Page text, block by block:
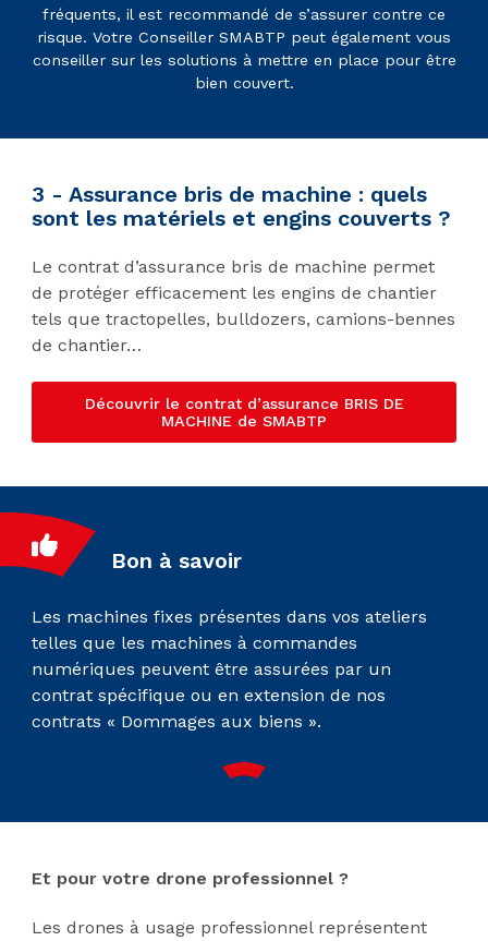
fréquents, il est recommandé de s’assurer contre ce
risque. Votre Conseiller SMABTP peut également vous
conseiller sur les solutions à mettre en place pour être
bien couvert.
3 - Assurance bris de machine : quels
sont les matériels et engins couverts ?
Le contrat d’assurance bris de machine permet
de protéger efficacement les engins de chantier
tels que tractopelles, bulldozers, camions-bennes
de chantier…
Découvrir le contrat d’assurance BRIS DE
MACHINE de SMABTP
Bon à savoir
Les machines fixes présentes dans vos ateliers
telles que les machines à commandes
numériques peuvent être assurées par un
contrat spécifique ou en extension de nos
contrats « Dommages aux biens ».
Et pour votre drone professionnel ?
Les drones à usage professionnel représentent